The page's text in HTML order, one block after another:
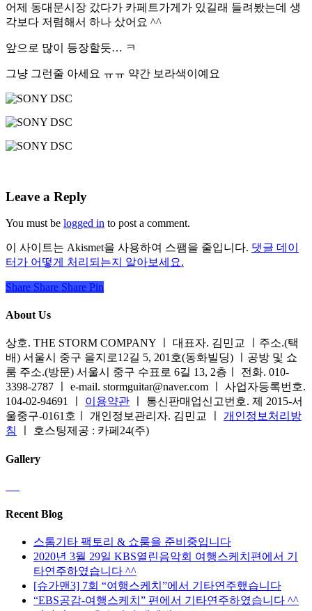
어제 동대문시장 갔다가 카페트가게가 있길래 들려봤는데 생
각보다 저렴해서 하나 샀어요 ^^
앞으로 많이 등장할듯… ㅋ
그냥 그런줄 아세요 ㅠㅠ 약간 보라색이예요
Leave a Reply
You must be logged in to post a comment.
이 사이트는 Akismet을 사용하여 스팸을 줄입니다. 댓글 데이
터가 어떻게 처리되는지 알아보세요.
Share
Share Share Share Pin
About Us
상호. THE STORM COMPANY ㅣ 대표자. 김민교 ㅣ주소.(택
배) 서울시 중구 을지로12길 5, 201호(동화빌딩) ㅣ공방 및 쇼
룸 주소.(방문) 서울시 중구 수표로 6길 13, 2층ㅣ 전화. 010-
3398-2787 ㅣ e-mail. stormguitar@naver.com ㅣ 사업자등록번호.
104-02-94691 ㅣ 이용약관 ㅣ 통신판매업신고번호. 제 2015-서
울중구-0161호ㅣ 개인정보관리자. 김민교 ㅣ 개인정보처리방
침
ㅣ 호스팅제공 : 카페24(주)
Gallery
Recent Blog
스톰기타 팩토리 & 쇼룸을 준비중입니다
2020년 3월 29일 KBS열린음악회 여행스케치편에서 기
타연주하였습니다 ^^
[슈가맨3] 7회 “여행스케치”에서 기타연주했습니다
“EBS공감-여행스케치” 편에서 기타연주하였습니다 ^^